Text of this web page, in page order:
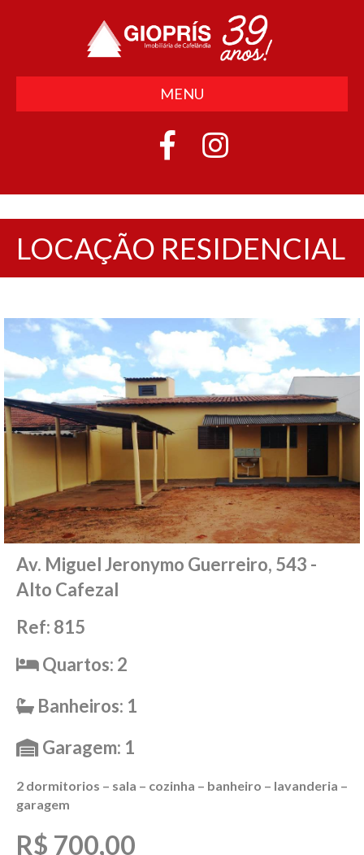
MENU
LOCAÇÃO RESIDENCIAL
Av. Miguel Jeronymo Guerreiro, 543 -
Alto Cafezal
Ref: 815
Quartos: 2
Banheiros: 1
Garagem: 1
2 dormitorios – sala – cozinha – banheiro – lavanderia –
garagem
R$ 700,00